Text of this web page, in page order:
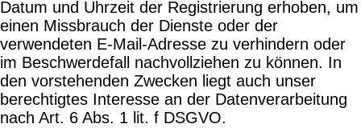
Datum und Uhrzeit der Registrierung erhoben, um
einen Missbrauch der Dienste oder der
verwendeten E-Mail-Adresse zu verhindern oder
im Beschwerdefall nachvollziehen zu können. In
den vorstehenden Zwecken liegt auch unser
berechtigtes Interesse an der Datenverarbeitung
nach Art. 6 Abs. 1 lit. f DSGVO.